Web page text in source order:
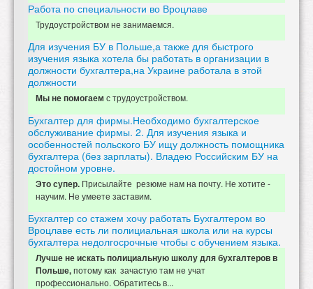
Работа по специальности во Вроцлаве
Трудоустройством не занимаемся.
Для изучения БУ в Польше,а также для быстрого
изучения языка хотела бы работать в организации в
должности бухгалтера,на Украине работала в этой
должности
Мы не помогаем с трудоустройством.
Бухгалтер для фирмы.Необходимо бухгалтерское
обслуживание фирмы. 2. Для изучения языка и
особенностей польского БУ ищу должность помощника
бухгалтера (без зарплаты). Владею Российским БУ на
достойном уровне.
Это супер. Присылайте резюме нам на почту. Не хотите -
научим. Не умеете заставим.
Бухгалтер со стажем хочу работать Бухгалтером во
Вроцлаве есть ли полициальная школа или на курсы
бухгалтера недолгосрочные чтобы с обучением языка.
Лучше не искать полициальную школу для бухгалтеров в
Польше,потому как зачастую там не учат
профессионально. Обратитесь в...